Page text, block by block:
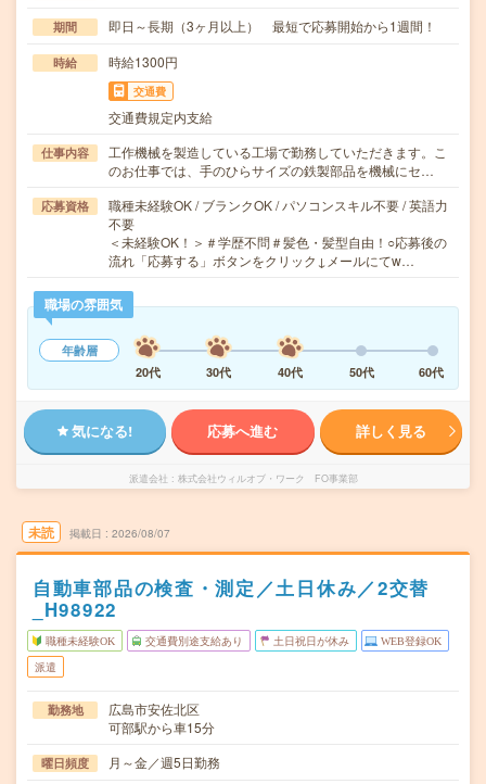
期間 即日～長期（3ヶ月以上） 最短で応募開始から1週間！
時給 時給1300円
交通費
交通費規定内支給
仕事内容
工作機械を製造している工場で勤務していただきます。こ
のお仕事では、手のひらサイズの鉄製部品を機械にセ…
応募資格
職種未経験OK / ブランクOK / パソコンスキル不要 / 英語力
不要
＜未経験OK！＞＃学歴不問＃髪色・髪型自由！○応募後の
流れ「応募する」ボタンをクリック↓メールにてw…
職場の雰囲気
年齢層
20代
30代 40代 50代 60代
気になる! 応募へ進む 詳しく見る
派遣会社 株式会社ウィルオブ・ワーク FO事業部
未読 掲載日 2026/08/07
自動車部品の検査・測定／土日休み／2交替
_H98922
職種未経験OK 交通費別途支給あり 土日祝日が休み WEB登録OK
派遣
勤務地
広島市安佐北区
可部駅から車15分
曜日頻度 月～金／週5日勤務